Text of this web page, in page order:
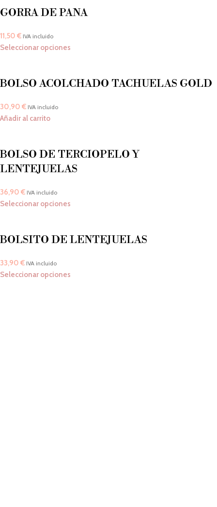
GORRA DE PANA
11,50 € IVA incluido
Seleccionar opciones
BOLSO ACOLCHADO TACHUELAS GOLD
30,90 € IVA incluido
Añadir al carrito
BOLSO DE TERCIOPELO Y
LENTEJUELAS
36,90 € IVA incluido
Seleccionar opciones
BOLSITO DE LENTEJUELAS
33,90 € IVA incluido
Seleccionar opciones